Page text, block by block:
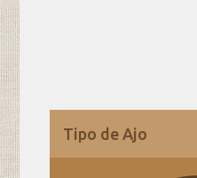
Tipo de Ajo